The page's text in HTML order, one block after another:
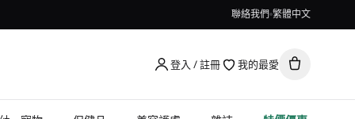
聯絡我們 繁體中文
登入 / 註冊 我的最愛